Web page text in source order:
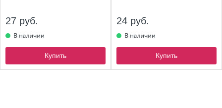
27 руб.
Купить
24 руб.
Купить